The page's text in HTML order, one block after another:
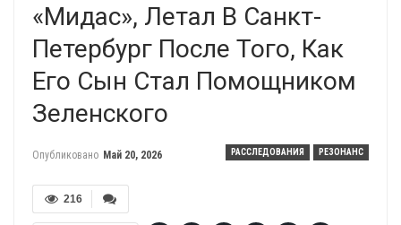
«Мидас», Летал В Санкт-
Петербург После Того, Как
Его Сын Стал Помощником
Зеленского
РАССЛЕДОВАНИЯ РЕЗОНАНС
Опубликовано Май 20, 2026
216